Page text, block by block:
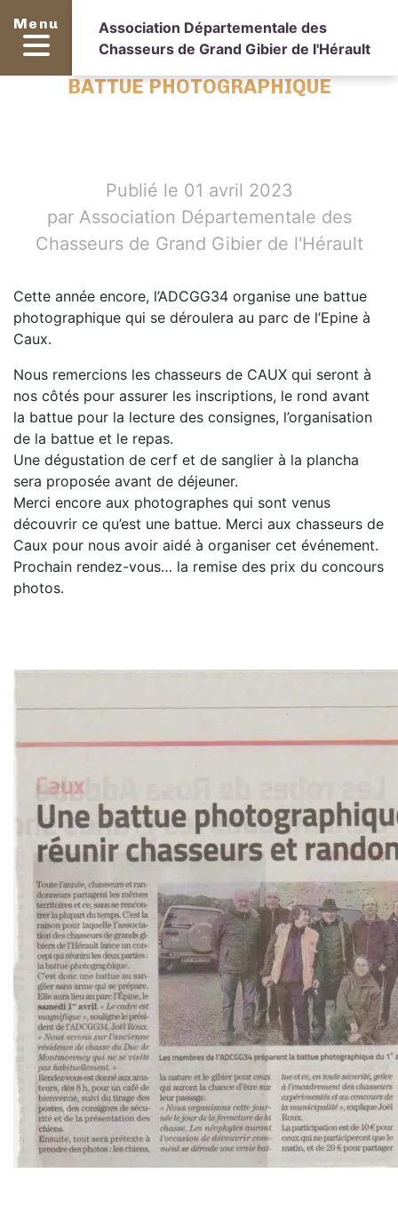
Menu
Association Départementale des
Chasseurs de Grand Gibier de l'Hérault
BATTUE PHOTOGRAPHIQUE
Publié le 01 avril 2023
par Association Départementale des
Chasseurs de Grand Gibier de l'Hérault
Cette année encore, l’ADCGG34 organise une battue
photographique qui se déroulera au parc de l’Epine à
Caux.
Nous remercions les chasseurs de CAUX qui seront à
nos côtés pour assurer les inscriptions, le rond avant
la battue pour la lecture des consignes, l’organisation
de la battue et le repas.
Une dégustation de cerf et de sanglier à la plancha
sera proposée avant de déjeuner.
Merci encore aux photographes qui sont venus
découvrir ce qu’est une battue. Merci aux chasseurs de
Caux pour nous avoir aidé à organiser cet événement.
Prochain rendez-vous… la remise des prix du concours
photos.